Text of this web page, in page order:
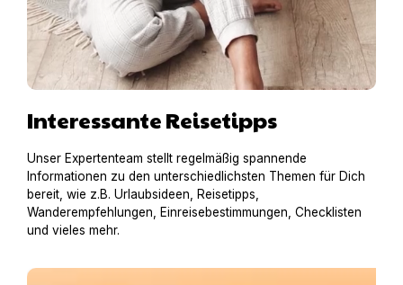
Interessante Reisetipps
Unser Expertenteam stellt regelmäßig spannende
Informationen zu den unterschiedlichsten Themen für Dich
bereit, wie z.B. Urlaubsideen, Reisetipps,
Wanderempfehlungen, Einreisebestimmungen, Checklisten
und vieles mehr.
Baden mit Hund